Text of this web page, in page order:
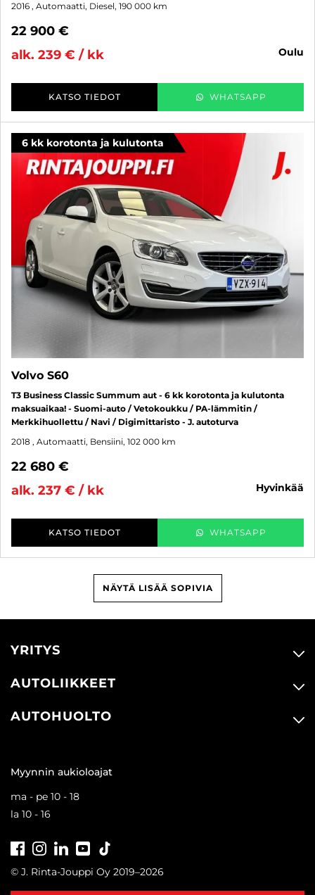
2016 , Automaatti, Diesel, 190 000 km
22 900 €
alk. 239 € / kk
oulu
KATSO TIEDOT WHATSAPP
6 kk korotonta ja kulutonta
Volvo S60
T3 Business Classic Summum aut - 6 kk korotonta ja kulutonta
maksuaikaa! - Suomi-auto / Vetokoukku / PA-lämmitin /
Merkkihuollettu / Navi / Digimittaristo - J. autoturva
2018 , Automaatti, Bensiini, 102 000 km
22 680 €
alk. 237 € / kk
hyvinkää
KATSO TIEDOT WHATSAPP
NÄYTÄ LISÄÄ SOPIVIA
YRITYS
AUTOLIIKKEET
AUTOHUOLTO
Myynnin aukioloajat
ma - pe 10 - 18
la 10 - 16
FacebookInstagramLinkedInYoutube
© J. Rinta-Jouppi Oy 2019–2026